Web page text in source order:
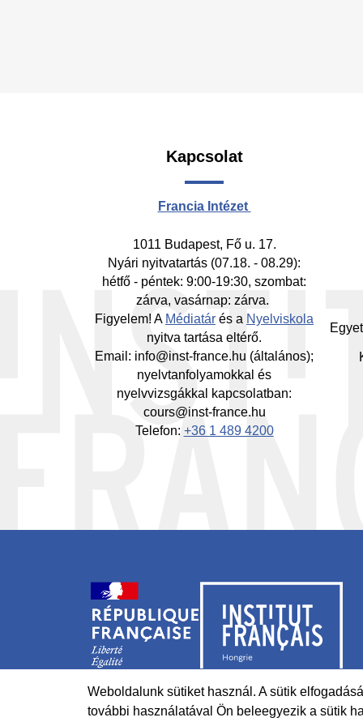
Kapcsolat
Francia Intézet
1011 Budapest, Fő u. 17.
Nyári nyitvatartás (07.18. - 08.29):
hétfő - péntek: 9:00-19:30, szombat:
zárva, vasárnap: zárva.
Figyelem! A Médiatár és a Nyelviskola
nyitva tartása eltérő.
Email: info@inst-france.hu (általános);
nyelvtanfolyamokkal és
nyelvvizsgákkal kapcsolatban:
cours@inst-france.hu
Telefon: +36 1 489 4200
Weboldalunk sütiket használ. A sütik
további használatával Ön beleegyezik a sütik